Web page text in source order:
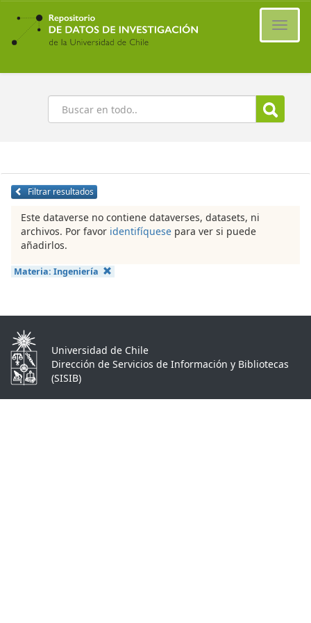
Ir
contenido
principal
Buscar
Filtrar resultados
Este dataverse no contiene dataverses, datasets, ni
archivos. Por favor identifíquese para ver si puede
añadirlos.
Materia: Ingeniería
Universidad de Chile
Dirección de Servicios de Información y Bibliotecas
(SISIB)